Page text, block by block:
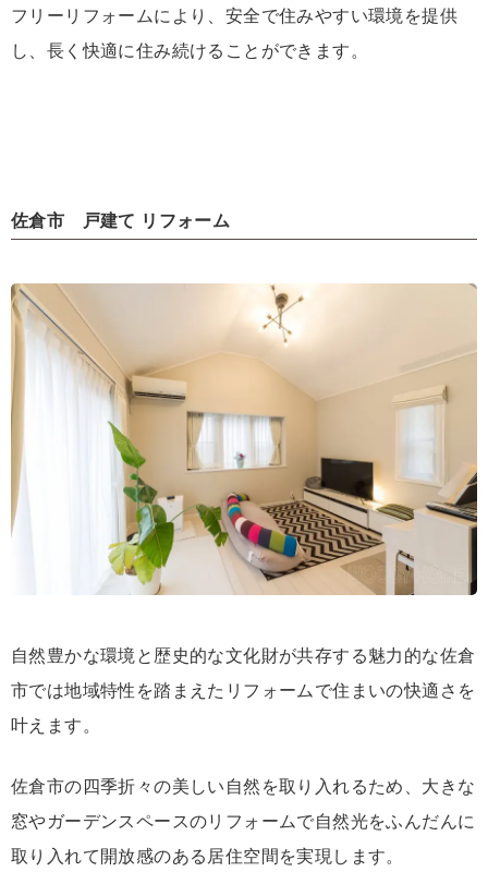
フリーリフォームにより、安全で住みやすい環境を提供
し、長く快適に住み続けることができます。
佐倉市 戸建て リフォーム
自然豊かな環境と歴史的な文化財が共存する魅力的な佐倉
市では地域特性を踏まえたリフォームで住まいの快適さを
叶えます。
佐倉市の四季折々の美しい自然を取り入れるため、大きな
窓やガーデンスペースのリフォームで自然光をふんだんに
取り入れて開放感のある居住空間を実現します。